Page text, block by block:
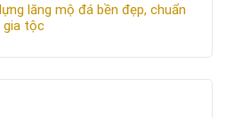
lăng mộ đá bền đẹp, chuẩn
gia tộc